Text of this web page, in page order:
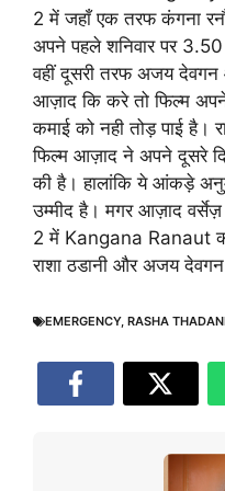
2 में जहाँ एक तरफ कंगना
अपने पहले शनिवार पर
वहीं दूसरी तरफ अजय
आज़ाद कि करे तो फिल्म
कमाई को नही तोड़ पाई है।
फिल्म आज़ाद ने अपने दूसरे
की है। हालांकि ये आंकड़े
उम्मीद है। मगर आज़ाद
2 में Kangana Ranaut
राशा ठडानी और अजय
EMERGENCY, RASHA